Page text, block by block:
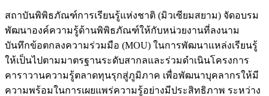
สถาบันพิพิธภัณฑ์การเรียนรู้แห่งชาติ (มิวเซียมสยาม) จัดอบรม
พัฒนาองค์ความรู้ด้านพิพิธภัณฑ์ให้กับหน่วยงานที่ลงนาม
บันทึกข้อตกลงความร่วมมือ (MOU) ในการพัฒนาแหล่งเรียนรู้
ให้เป็นไปตามมาตรฐานระดับสากลและร่วมดำเนินโครงการ
คาราวานความรู้ตลาดทุนรุกสู่ภูมิภาค เพื่อพัฒนาบุคลากรให้มี
ความพร้อมในการเผยแพร่ความรู้อย่างมีประสิทธิภาพ ระหว่าง